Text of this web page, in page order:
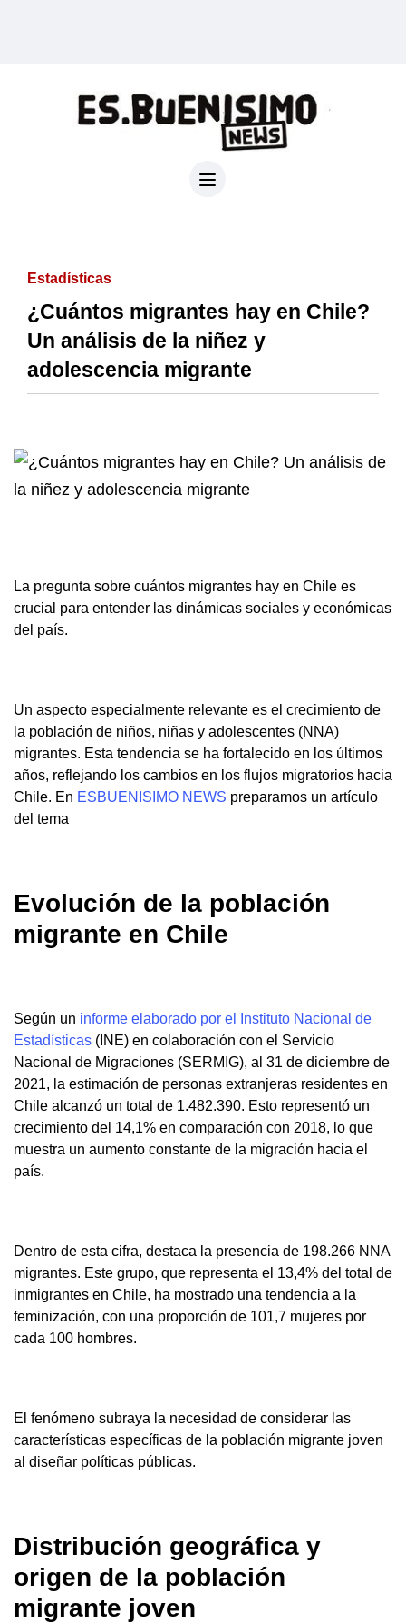
Estadísticas
¿Cuántos migrantes hay en Chile?
Un análisis de la niñez y
adolescencia migrante
La pregunta sobre cuántos migrantes hay en Chile es
crucial para entender las dinámicas sociales y económicas
del país.
Un aspecto especialmente relevante es el crecimiento de
la población de niños, niñas y adolescentes (NNA)
migrantes. Esta tendencia se ha fortalecido en los últimos
años, reflejando los cambios en los flujos migratorios hacia
Chile. En ESBUENISIMO NEWS preparamos un artículo
del tema
Evolución de la población
migrante en Chile
Según un informe elaborado por el Instituto Nacional de
Estadísticas (INE) en colaboración con el Servicio
Nacional de Migraciones (SERMIG), al 31 de diciembre de
2021, la estimación de personas extranjeras residentes en
Chile alcanzó un total de 1.482.390. Esto representó un
crecimiento del 14,1% en comparación con 2018, lo que
muestra un aumento constante de la migración hacia el
país.
Dentro de esta cifra, destaca la presencia de 198.266 NNA
migrantes. Este grupo, que representa el 13,4% del total de
inmigrantes en Chile, ha mostrado una tendencia a la
feminización, con una proporción de 101,7 mujeres por
cada 100 hombres.
El fenómeno subraya la necesidad de considerar las
características específicas de la población migrante joven
al diseñar políticas públicas.
Distribución geográfica y
origen de la población
migrante joven